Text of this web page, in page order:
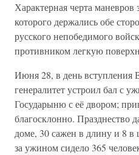
Характерная черта маневров
которого держались обе
русского непобедимого
противником легкую
Июня 28, в день вступления
генералитет устроил бал с
Государыню с её двором;
благосклонно. Празднество
доме, 30 сажен в длину и 8 в
за ужином сидело 365